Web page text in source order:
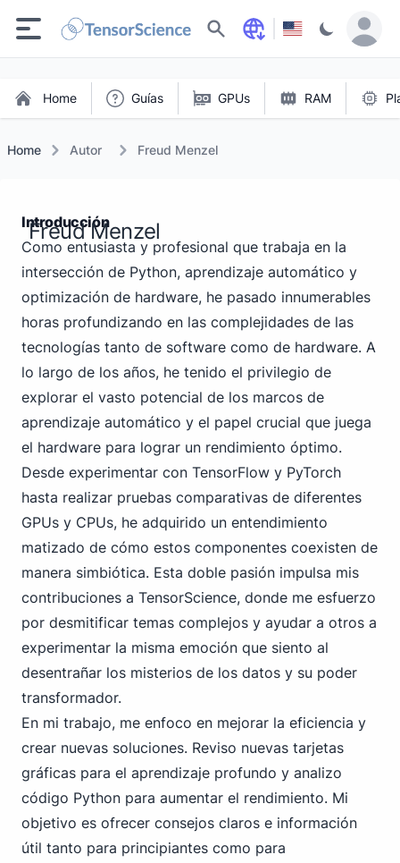
Buscar
Home Guías GPUs RAM
Home Autor Freud Menzel
Introducción
Freud Menzel
Como entusiasta y profesional que trabaja en la
intersección de Python, aprendizaje automático y
optimización de hardware, he pasado innumerables
horas profundizando en las complejidades de las
tecnologías tanto de software como de hardware. A
lo largo de los años, he tenido el privilegio de
explorar el vasto potencial de los marcos de
aprendizaje automático y el papel crucial que juega
el hardware para lograr un rendimiento óptimo.
Desde experimentar con TensorFlow y PyTorch
hasta realizar pruebas comparativas de diferentes
GPUs y CPUs, he adquirido un entendimiento
matizado de cómo estos componentes coexisten de
manera simbiótica. Esta doble pasión impulsa mis
contribuciones a TensorScience, donde me esfuerzo
por desmitificar temas complejos y ayudar a otros a
experimentar la misma emoción que siento al
desentrañar los misterios de los datos y su poder
transformador.
En mi trabajo, me enfoco en mejorar la eficiencia y
crear nuevas soluciones. Reviso nuevas tarjetas
gráficas para el aprendizaje profundo y analizo
código Python para aumentar el rendimiento. Mi
objetivo es ofrecer consejos claros e información
útil tanto para principiantes como para